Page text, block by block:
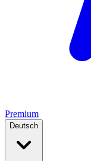
Premium
Deutsch